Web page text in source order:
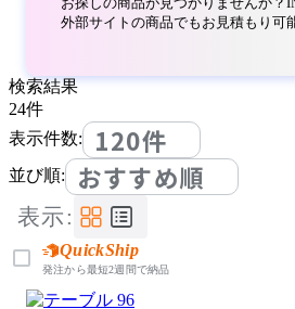
外部サイトの商品でもお見積もり可
検索結果
24件
表示件数:
120件
並び順: おすすめ順
表示:
QuickShip
発注から最短2週間で納品